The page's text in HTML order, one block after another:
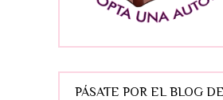
PÁSATE POR EL BLOG